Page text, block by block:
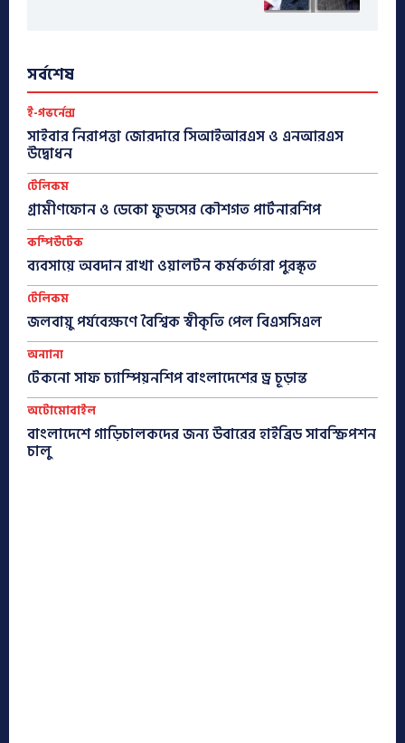
সর্বশেষ
ই-গভর্নেন্স
সাইবার নিরাপত্তা জোরদারে সিআইআরএস ও এনআরএস
উদ্বোধন
টেলিকম
গ্রামীণফোন ও ডেকো ফুডসের কৌশগত পার্টনারশিপ
কম্পিউটেক
ব্যবসায়ে অবদান রাখা ওয়ালটন কর্মকর্তারা পুরস্কৃত
টেলিকম
জলবায়ু পর্যবেক্ষণে বৈশ্বিক স্বীকৃতি পেল বিএসসিএল
অন্যান্য
টেকনো সাফ চ্যাম্পিয়নশিপ বাংলাদেশের ড্র চূড়ান্ত
অটোমোবাইল
বাংলাদেশে গাড়িচালকদের জন্য উবারের হাইব্রিড সাবস্ক্রিপশন
চালু